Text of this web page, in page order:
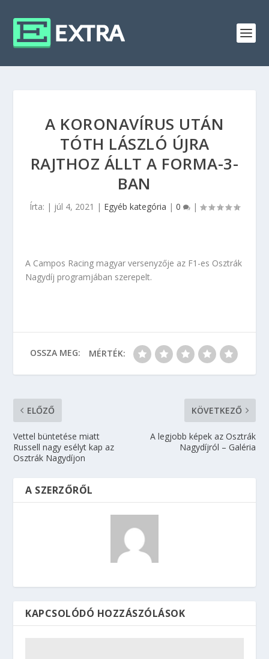
A KORONAVÍRUS UTÁN
TÓTH LÁSZLÓ ÚJRA
RAJTHOZ ÁLLT A FORMA-3-
BAN
Írta: | júl 4, 2021 | Egyéb kategória | 0 |
A Campos Racing magyar versenyzője az F1-es Osztrák
Nagydíj programjában szerepelt.
OSSZA MEG: MÉRTÉK:
ELŐZŐ
Vettel büntetése miatt
Russell nagy esélyt kap az
Osztrák Nagydíjon
KÖVETKEZŐ
A legjobb képek az Osztrák
Nagydíjról – Galéria
A SZERZŐRŐL
KAPCSOLÓDÓ HOZZÁSZÓLÁSOK